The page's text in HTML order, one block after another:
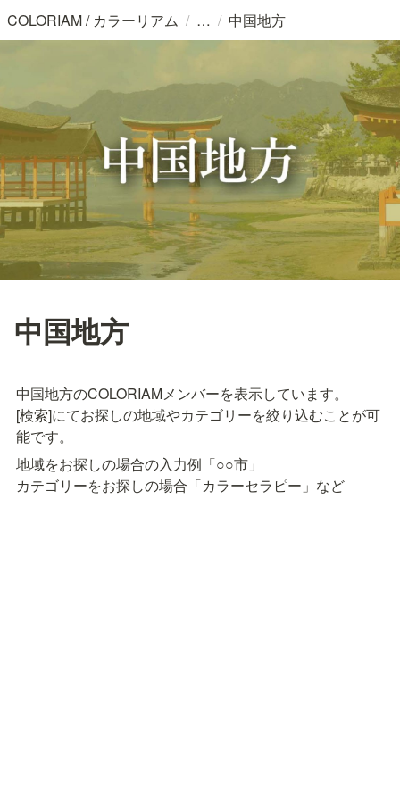
COLORIAM / カラーリアム / / 中国地方
中国地方
中国地方のCOLORIAMメンバーを表示しています。
[検索]にてお探しの地域やカテゴリーを絞り込むことが可
能です。
地域をお探しの場合の入力例「○○市」
カテゴリーをお探しの場合「カラーセラピー」など